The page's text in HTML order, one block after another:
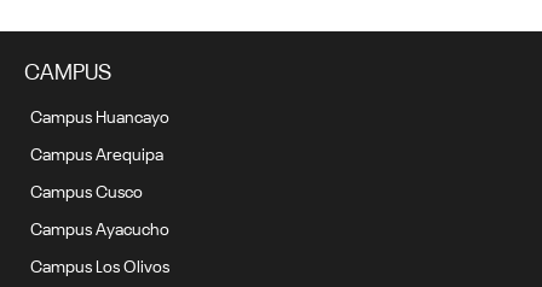
CAMPUS
Campus Huancayo
Campus Arequipa
Campus Cusco
Campus Ayacucho
Campus Los Olivos